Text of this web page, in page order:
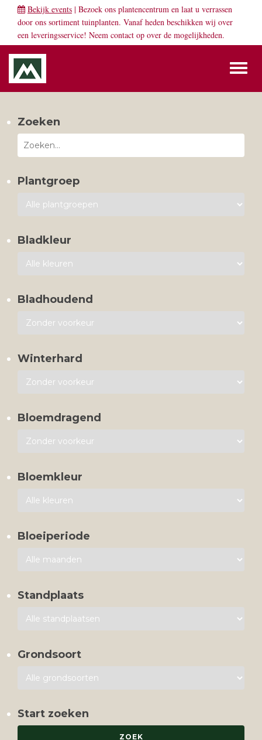
Bekijk events | Bezoek ons plantencentrum en laat u verrassen
door ons sortiment tuinplanten. Vanaf heden beschikken wij over
een leveringsservice! Neem contact op over de mogelijkheden.
Zoeken
Plantgroep
Bladkleur
Bladhoudend
Winterhard
Bloemdragend
Bloemkleur
Bloeiperiode
Standplaats
Grondsoort
Start zoeken